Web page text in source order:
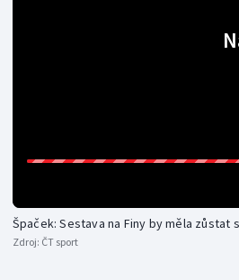
Špaček: Sestava na Finy by měla zůstat
Zdroj: ČT sport